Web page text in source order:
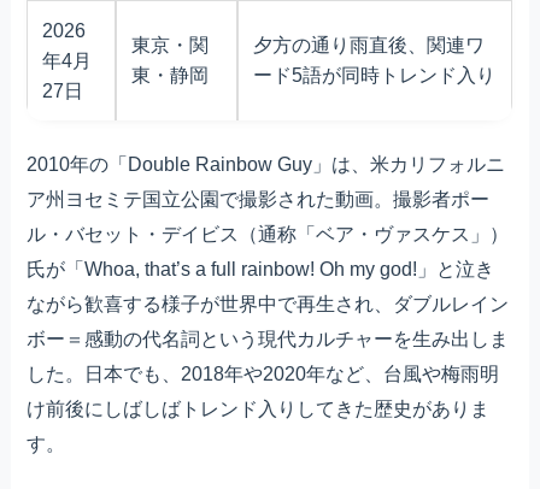
2026
年4月
27日
東京・関
東・静岡
夕方の通り雨直後、関連ワ
ード5語が同時トレンド入り
2010年の「Double Rainbow Guy」は、米カリフォルニ
ア州ヨセミテ国立公園で撮影された動画。撮影者ポー
ル・バセット・デイビス（通称「ベア・ヴァスケス」）
氏が「Whoa, that’s a full rainbow! Oh my god!」と泣き
ながら歓喜する様子が世界中で再生され、ダブルレイン
ボー＝感動の代名詞という現代カルチャーを生み出しま
した。日本でも、2018年や2020年など、台風や梅雨明
け前後にしばしばトレンド入りしてきた歴史がありま
す。